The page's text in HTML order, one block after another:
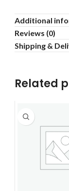
Additional
Reviews (0)
Shipping &
Related